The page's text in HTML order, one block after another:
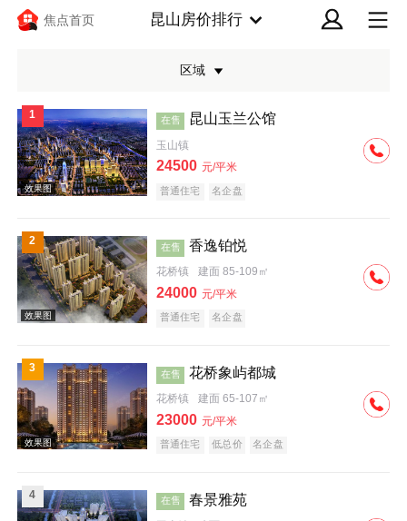
焦点首页 昆山房价排行
区域
1 在售 昆山玉兰公馆
玉山镇
24500 元/平米
普通住宅 名企盘
效果图
2 在售 香逸铂悦
花桥镇 建面 85-109㎡
24000 元/平米
普通住宅 名企盘
3 在售 花桥象屿都城
花桥镇 建面 65-107㎡
23000 元/平米
普通住宅 低总价 名企盘
4 在售 春景雅苑